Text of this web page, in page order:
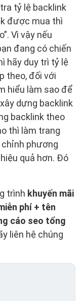
tỷ lệ backlink
được mua thì
Vì vậy nếu
đang có chiến
hãy duy trì tỷ lệ
theo, đối với
hiểu làm sao để
dựng backlink
backlink theo
thì làm trang
chỉnh phương
quả hơn. Đó
trình khuyến mãi
phí + tên
cáo seo tổng
liên hệ chúng